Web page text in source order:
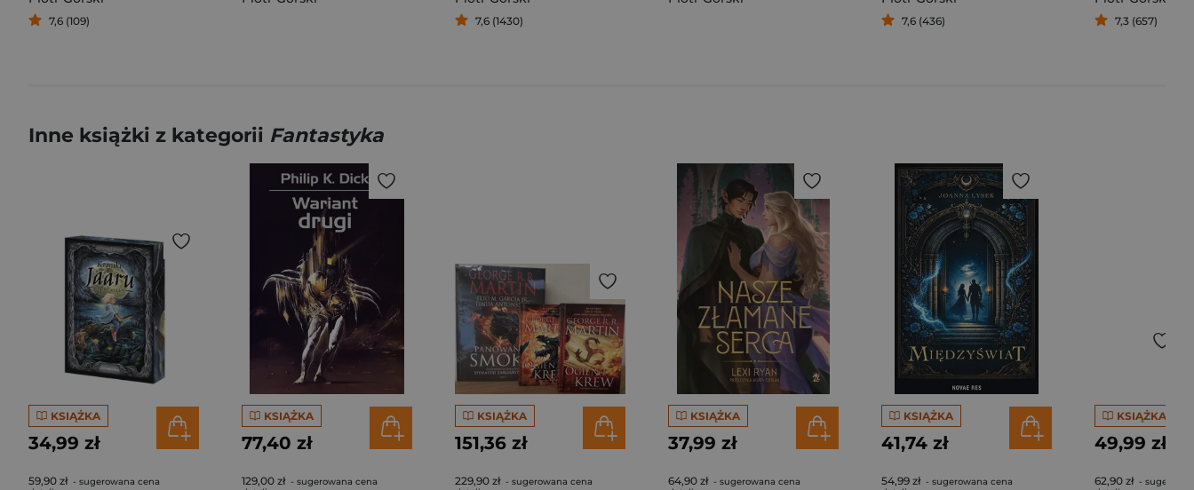
7,6 (109) 7,6 (1430) 7,6 (436) 7,3 (657)
Inne książki z kategorii Fantastyka
KSIĄŻKA
34,99 zł
59,90 zł - sugerowana cena
KSIĄŻKA
77,40 zł
129,00 zł - sugerowana cena
KSIĄŻKA
151,36 zł
229,90 zł - sugerowana cena
KSIĄŻKA
37,99 zł
64,90 zł - sugerowana cena
KSIĄŻKA
41,74 zł
54,99 zł - sugerowana cena
KSIĄŻKA
49,99 zł
62,90 zł -